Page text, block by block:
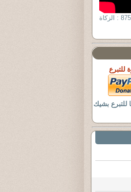
د. أحمد صبحى منصور: لحظات قرآنية 875 : الزكاة
للتبرع
للتبرع بشيك